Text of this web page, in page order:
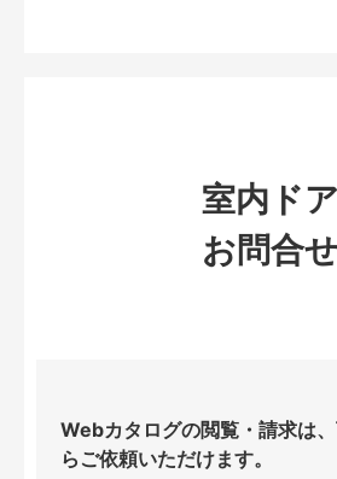
室内ドア
お問合せ
Webカタログの閲覧・請求は
らご依頼いただけます。